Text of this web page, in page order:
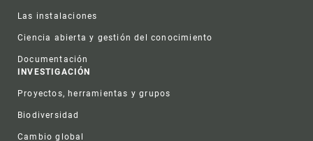
Las instalaciones
Ciencia abierta y gestión del conocimiento
Documentación
INVESTIGACIÓN
Proyectos, herramientas y grupos
Biodiversidad
Cambio global